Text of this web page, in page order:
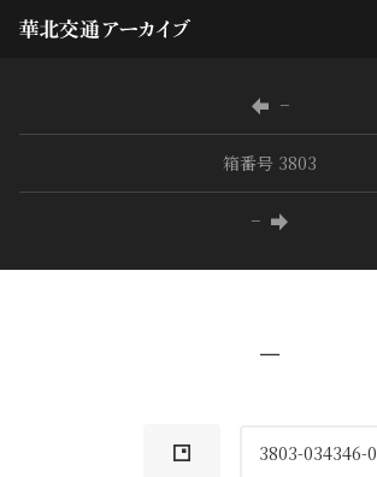
−
箱番号 3803
−
−
3803-034346-0